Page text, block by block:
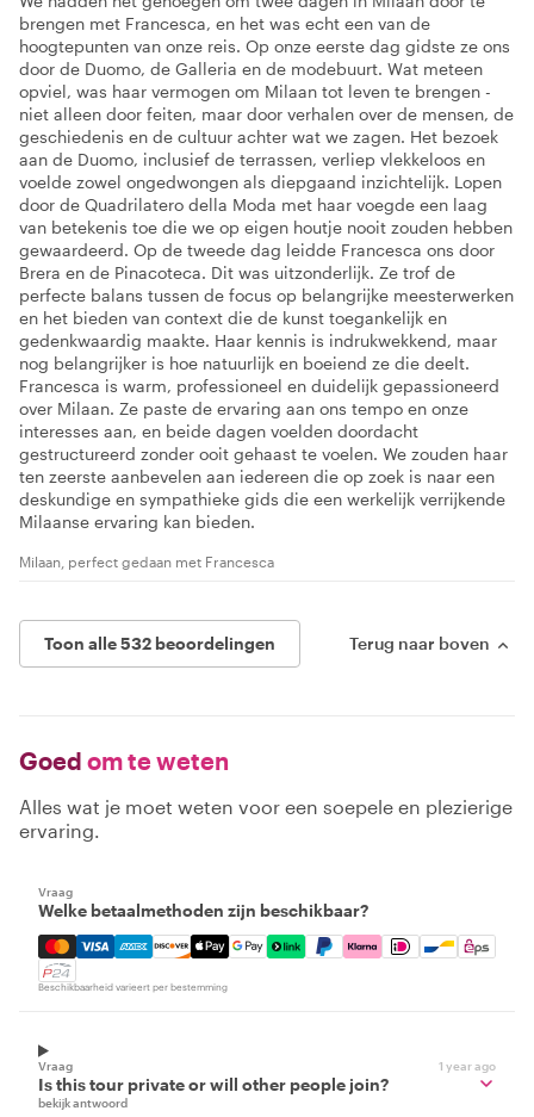
brengen met Francesca, en het was echt een van de
hoogtepunten van onze reis. Op onze eerste dag gidste ze ons
door de Duomo, de Galleria en de modebuurt. Wat meteen
opviel, was haar vermogen om Milaan tot leven te brengen -
niet alleen door feiten, maar door verhalen over de mensen, de
geschiedenis en de cultuur achter wat we zagen. Het bezoek
aan de Duomo, inclusief de terrassen, verliep vlekkeloos en
voelde zowel ongedwongen als diepgaand inzichtelijk. Lopen
door de Quadrilatero della Moda met haar voegde een laag
van betekenis toe die we op eigen houtje nooit zouden hebben
gewaardeerd. Op de tweede dag leidde Francesca ons door
Brera en de Pinacoteca. Dit was uitzonderlijk. Ze trof de
perfecte balans tussen de focus op belangrijke meesterwerken
en het bieden van context die de kunst toegankelijk en
gedenkwaardig maakte. Haar kennis is indrukwekkend, maar
nog belangrijker is hoe natuurlijk en boeiend ze die deelt.
Francesca is warm, professioneel en duidelijk gepassioneerd
over Milaan. Ze paste de ervaring aan ons tempo en onze
interesses aan, en beide dagen voelden doordacht
gestructureerd zonder ooit gehaast te voelen. We zouden haar
ten zeerste aanbevelen aan iedereen die op zoek is naar een
deskundige en sympathieke gids die een werkelijk verrijkende
Milaanse ervaring kan bieden.
Milaan, perfect gedaan met Francesca
Toon alle 532 beoordelingen Terug naar boven
Goed om te weten
Alles wat je moet weten voor een soepele en plezierige
ervaring.
Vraag
Welke betaalmethoden zijn beschikbaar?
Mastercard, Visa, Amex, Discover, Apple Pay, Google
Beschikbaarheid varieert per bestemming
Vraag 1 year ago
Is this tour private or will other people join?
bekijk antwoord